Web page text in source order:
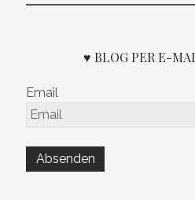
♥ BLOG PER E-
Email